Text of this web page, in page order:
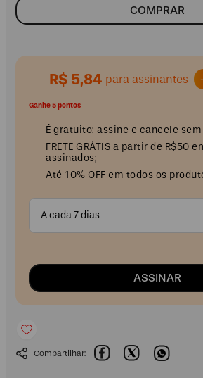
COMPRAR
R$ 5,84 para assinantes
Ganhe 5 pontos
É gratuito: assine e cancele
FRETE GRÁTIS a partir de R$50
assinados;
Até 10% OFF em todos os
A cada 7 dias
ASSINAR